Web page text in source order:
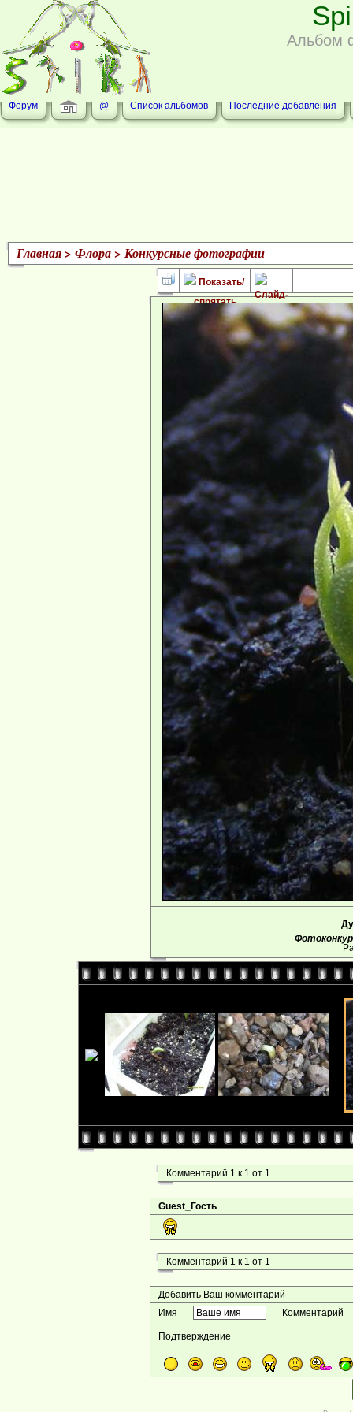
Альбом
Форум @ Список альбомов Последние добавления
Главная> Флора> Конкурсные фотографии
Комментарий 1 к 1 от 1
Guest_Гость
Комментарий 1 к 1 от 1
Добавить Ваш комментарий
Имя
Комментарий
Подтверждение